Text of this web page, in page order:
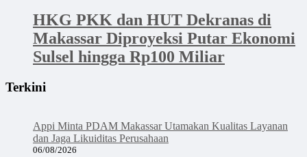
HKG PKK dan HUT Dekranas di
Makassar Diproyeksi Putar Ekonomi
Sulsel hingga Rp100 Miliar
Terkini
Appi Minta PDAM Makassar Utamakan Kualitas Layanan
dan Jaga Likuiditas Perusahaan
06/08/2026